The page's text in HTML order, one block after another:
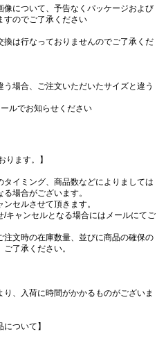
について、予告なくパッケージおよび
すのでご了承ください
は行なっておりませんのでご了承くだ
場合、ご注文いただいたサイズと違う
ルでお知らせください
ります。】
タイミング、商品数などによりましては
場合がございます。
セルさせて頂きます。
/キャンセルとなる場合にはメールにてご
注文時の在庫数量、並びに商品の確保の
了承ください。
り、入荷に時間がかかるものがございま
ついて】